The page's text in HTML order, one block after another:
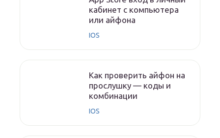
кабинет с компьютера
или айфона
IOS
Как проверить айфон на
прослушку — коды и
комбинации
IOS